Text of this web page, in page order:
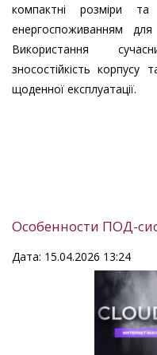
компактні розміри
енергоспоживанням для
Використання
зносостійкість
щоденної експлуатації.
Особенности ПОД-
Дата: 15.04.2026 13:24